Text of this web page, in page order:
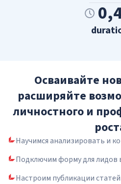
Осваивайте
расширяйте
личностного и
Научимся анализировать и
Подключим форму для лидов
Настроим публикации статей